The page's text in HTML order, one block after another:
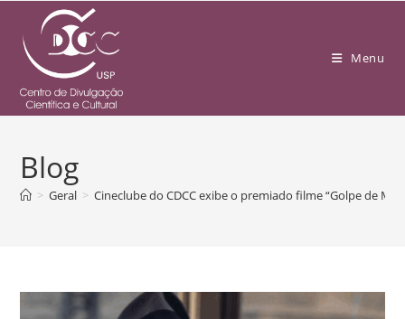
Menu
Blog
> Geral > Cineclube do CDCC exibe o premiado filme “Golpe de